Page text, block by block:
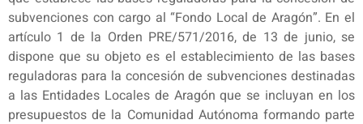
subvenciones con cargo al “Fondo Local de Aragón”. En el
artículo 1 de la Orden PRE/571/2016, de 13 de junio, se
dispone que su objeto es el establecimiento de las bases
reguladoras para la concesión de subvenciones destinadas
a las Entidades Locales de Aragón que se incluyan en los
presupuestos de la Comunidad Autónoma formando parte